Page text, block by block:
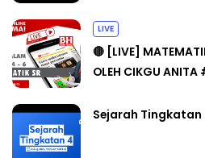
LIVE
🔴 [LIVE]
OLEH CIKGU
Sejarah Tingkatan